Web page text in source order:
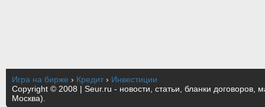
Игра на бирже › Кредит › Инвестиции
Copyright © 2008 | Seur.ru - новости, статьи, бланки договоров,
Москва).